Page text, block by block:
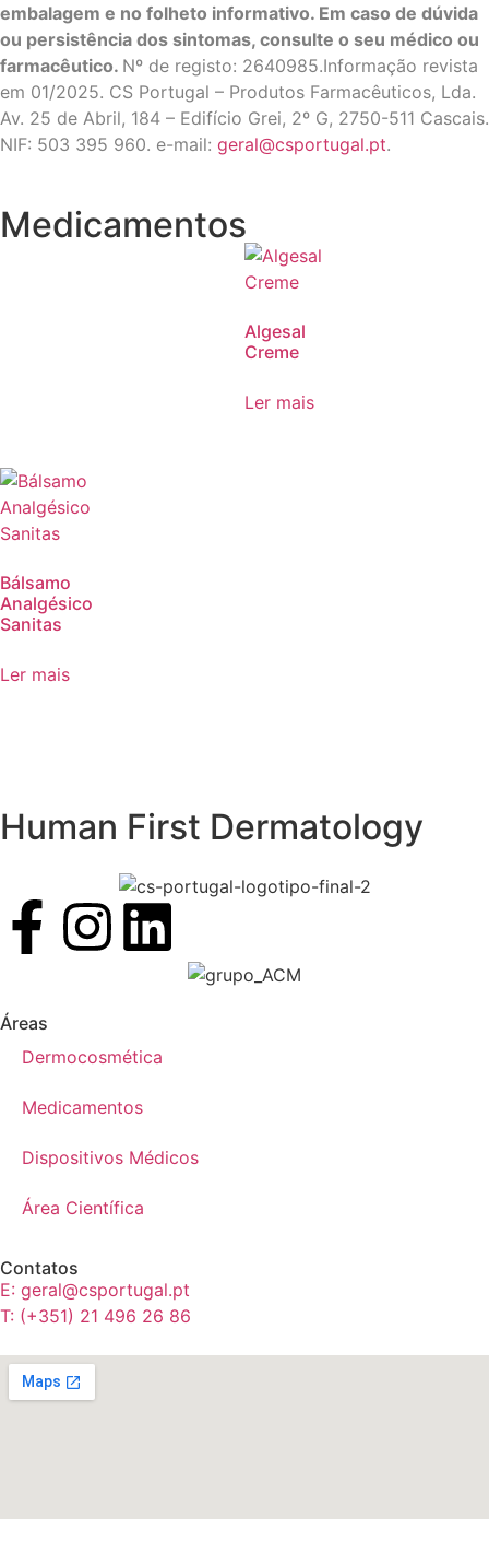
embalagem e no folheto informativo. Em caso de dúvida
ou persistência dos sintomas, consulte o seu médico ou
farmacêutico. Nº de registo: 2640985.Informação revista
em 01/2025. CS Portugal – Produtos Farmacêuticos, Lda.
Av. 25 de Abril, 184 – Edifício Grei, 2º G, 2750-511 Cascais.
NIF: 503 395 960. e-mail: geral@csportugal.pt.
Medicamentos
Algesal
Creme
Ler mais
Bálsamo
Analgésico
Sanitas
Ler mais
Human First Dermatology
Áreas
Dermocosmética
Medicamentos
Dispositivos Médicos
Área Científica
Contatos
E: geral@csportugal.pt
T: (+351) 21 496 26 86